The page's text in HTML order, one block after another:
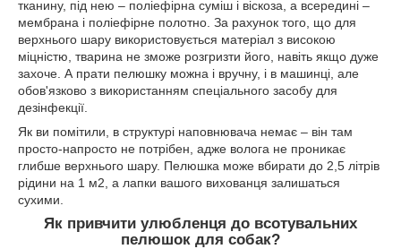
тканину, під нею – поліефірна суміш і віскоза, а всередині –
мембрана і поліефірне полотно. За рахунок того, що для
верхнього шару використовується матеріал з високою
міцністю, тварина не зможе розгризти його, навіть якщо дуже
захоче. А прати пелюшку можна і вручну, і в машинці, але
обов'язково з використанням спеціального засобу для
дезінфекції.
Як ви помітили, в структурі наповнювача немає – він там
просто-напросто не потрібен, адже волога не проникає
глибше верхнього шару. Пелюшка може вбирати до 2,5 літрів
рідини на 1 м2, а лапки вашого вихованця залишаться
сухими.
Як привчити улюбленця до всотувальних
пелюшок для собак?